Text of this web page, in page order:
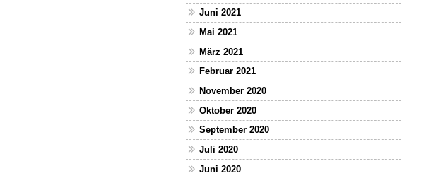
Juni 2021
Mai 2021
März 2021
Februar 2021
November 2020
Oktober 2020
September 2020
Juli 2020
Juni 2020